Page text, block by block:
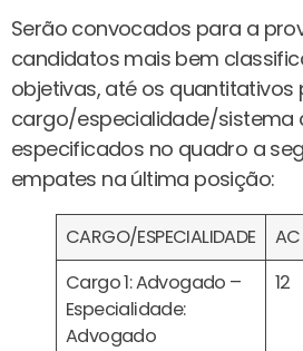
Serão convocados para a
candidatos mais bem
objetivas, até os quantitativos
cargo/especialidade/sistema
especificados no quadro a
empates na última posição:
CARGO/ESPECIALIDADE AC
Cargo 1: Advogado –
Especialidade:
Advogado
12